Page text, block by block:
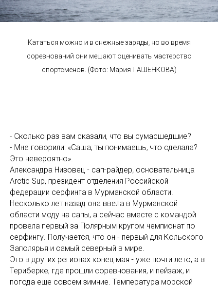
Кататься можно и в снежные заряды, но во время
соревнований они мешают оценивать мастерство
спортсменов. (Фото: Мария ПАШЕНКОВА)
- Сколько раз вам сказали, что вы сумасшедшие?
- Мне говорили: «Саша, ты понимаешь, что сделала?
Это невероятно».
Александра Низовец - сап-райдер, основательница
Arctic Sup, президент отделения Российской
федерации серфинга в Мурманской области.
Несколько лет назад она ввела в Мурманской
области моду на сапы, а сейчас вместе с командой
провела первый за Полярным кругом чемпионат по
серфингу. Получается, что он - первый для Кольского
Заполярья и самый северный в мире.
Это в других регионах конец мая - уже почти лето, а в
Териберке, где прошли соревнования, и пейзаж, и
погода еще совсем зимние. Температура морской